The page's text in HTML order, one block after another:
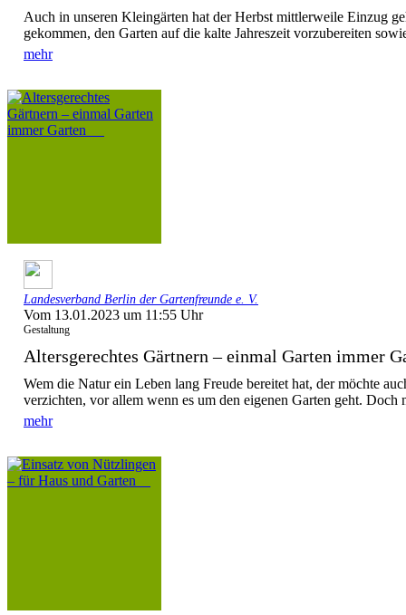
Auch in unseren Kleingärten hat der Herbst mittlerweile Einzug
gekommen, den Garten auf die kalte Jahreszeit vorzubereiten
mehr
Landesverband Berlin der Gartenfreunde e. V.
Vom 13.01.2023 um 11:55 Uhr
Gestaltung
Altersgerechtes Gärtnern – einmal Garten
Wem die Natur ein Leben lang Freude bereitet hat, der möchte
verzichten, vor allem wenn es um den eigenen Garten geht. Doch
mehr